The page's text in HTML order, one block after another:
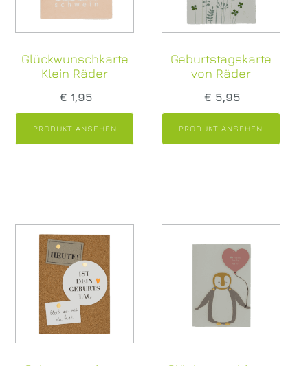
Glückwunschkarte
Klein Räder
€ 1,95
PRODUKT ANSEHEN
Geburtstagskarte
von Räder
€ 5,95
PRODUKT ANSEHEN
Sie bestellen online – wir liefern!